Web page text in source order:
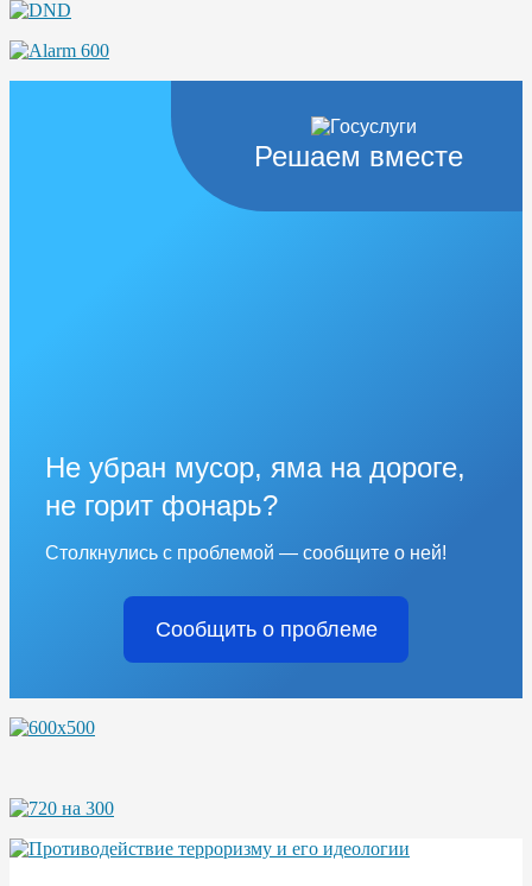
Решаем вместе
Не убран мусор, яма на дороге,
не горит фонарь?
Столкнулись с проблемой — сообщите о ней!
Сообщить о проблеме